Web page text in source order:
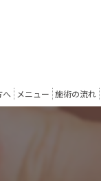
へ メニュー 施術の流れ